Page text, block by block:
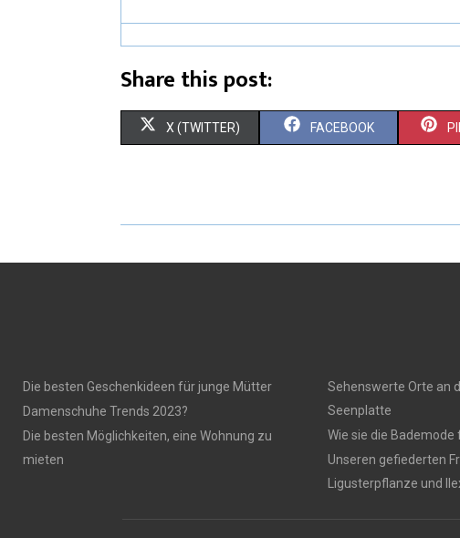
Share this post:
X (TWITTER) FACEBOOK
Die besten Geschenkideen für junge Mütter
Damenschuhe Trends 2023?
Die besten Möglichkeiten, eine Wohnung zu
mieten
Sehenswerte Orte an
Seenplatte
Wie sie die Bademode
Unseren gefiederten
Ligusterpflanze und